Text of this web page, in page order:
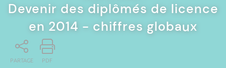
Devenir des diplômés de licence
en 2014 - chiffres globaux
PARTAGE PDF